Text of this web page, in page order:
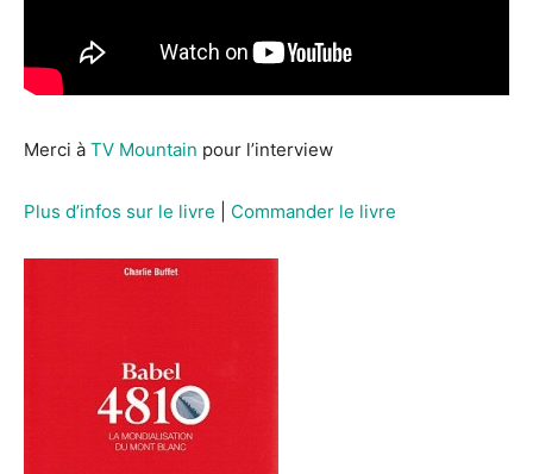
Merci à TV Mountain pour l’interview
Plus d’infos sur le livre Commander le livre